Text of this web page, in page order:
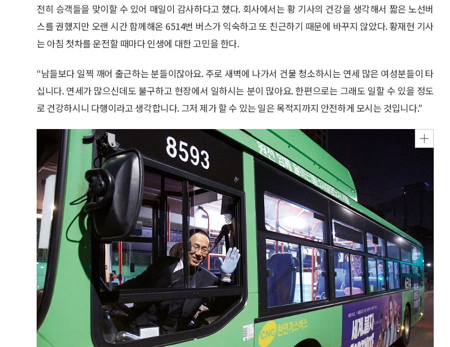
전히 승객들을 맞이할 수 있어 매일이 감사하다고 했다. 회사에서는 황 기사의 건강을 생각해서 짧은 노선버
스를 권했지만 오랜 시간 함께해온 6514번 버스가 익숙하고 또 친근하기 때문에 바꾸지 않았다. 황재현 기사
는 아침 첫차를 운전할 때마다 인생에 대한 고민을 한다.
“남들보다 일찍 깨어 출근하는 분들이잖아요. 주로 새벽에 나가서 건물 청소하시는 연세 많은 여성분들이 타
십니다. 연세가 많으신데도 불구하고 현장에서 일하시는 분이 많아요. 한편으로는 그래도 일할 수 있을 정도
로 건강하시니 다행이라고 생각합니다. 그저 제가 할 수 있는 일은 목적지까지 안전하게 모시는 것입니다.”